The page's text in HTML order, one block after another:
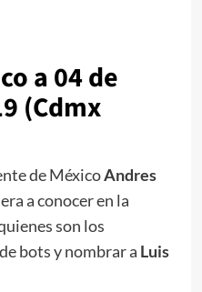
a 04 de
(Cdmx
de MéxicoAndres
a conocer en la
son los
bots y nombrar a Luis